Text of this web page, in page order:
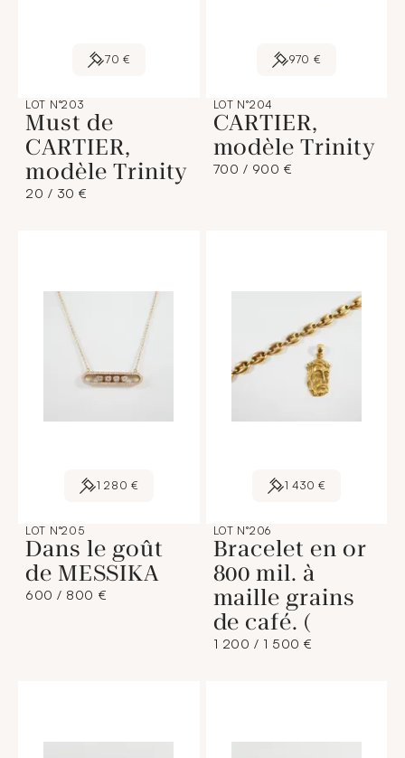
70 €
LOT N°203
Must de
CARTIER,
modèle Trinity
20 / 30 €
970 €
LOT N°204
CARTIER,
modèle Trinity
700 / 900 €
1 280 €
LOT N°205
Dans le goût
de MESSIKA
600 / 800 €
1 430 €
LOT N°206
Bracelet en or
800 mil. à
maille grains
de café. (
1 200 / 1 500 €